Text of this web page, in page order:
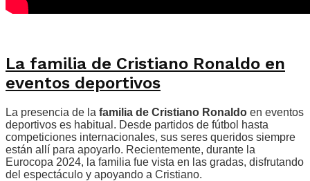
La familia de Cristiano Ronaldo en
eventos deportivos
La presencia de la familia de Cristiano Ronaldo en eventos
deportivos es habitual. Desde partidos de fútbol hasta
competiciones internacionales, sus seres queridos siempre
están allí para apoyarlo. Recientemente, durante la
Eurocopa 2024, la familia fue vista en las gradas, disfrutando
del espectáculo y apoyando a Cristiano.